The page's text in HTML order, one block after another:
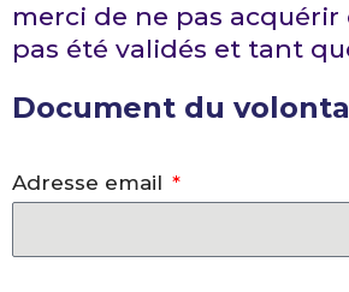
merci de ne pas
pas été validés et tant
Document du
Adresse email